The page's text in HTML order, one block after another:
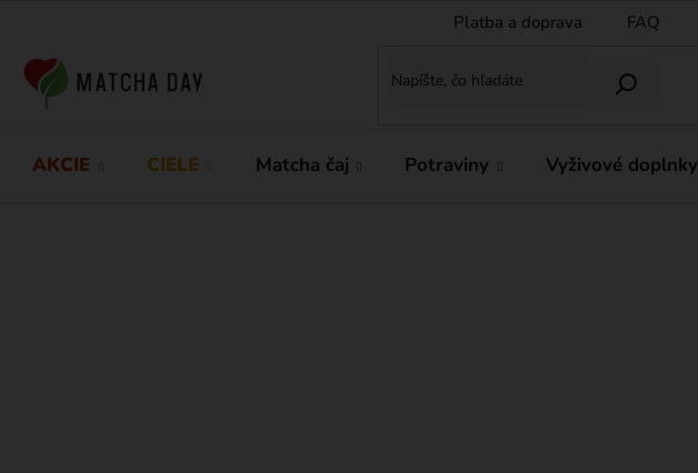
Platba a doprava FAQ
AKCIE CIELE Matcha čaj Potraviny Vyživové doplnky